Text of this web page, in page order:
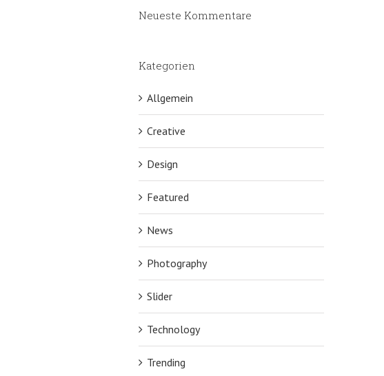
Neueste Kommentare
Kategorien
Allgemein
Creative
Design
Featured
News
Photography
Slider
Technology
Trending